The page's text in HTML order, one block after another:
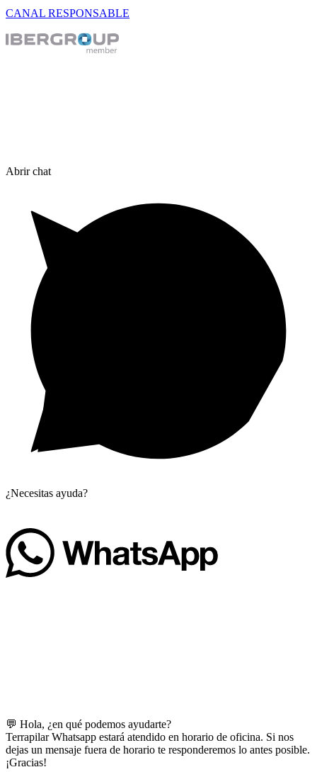
CANAL RESPONSABLE
Abrir chat
¿Necesitas ayuda?
💬 Hola, ¿en qué podemos ayudarte?
Terrapilar Whatsapp estará atendido en horario de oficina. Si nos
dejas un mensaje fuera de horario te responderemos lo antes posible.
¡Gracias!